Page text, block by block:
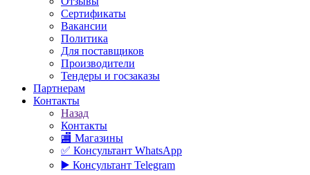
Сертификаты
Вакансии
Политика
Для поставщиков
Производители
Тендеры и госзаказы
Партнерам
Контакты
Назад
Контакты
🏬 Магазины
✅️ Консультант WhatsApp
▶️ Консультант Telegram